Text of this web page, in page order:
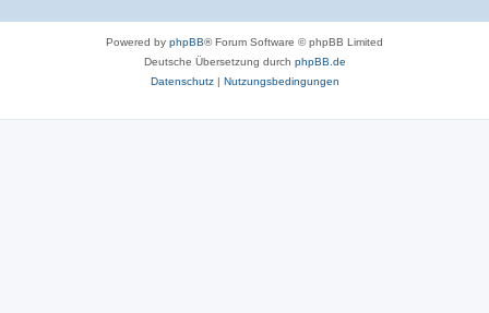
Powered by phpBB® Forum Software © phpBB Limited
Deutsche Übersetzung durch phpBB.de
Datenschutz| Nutzungsbedingungen